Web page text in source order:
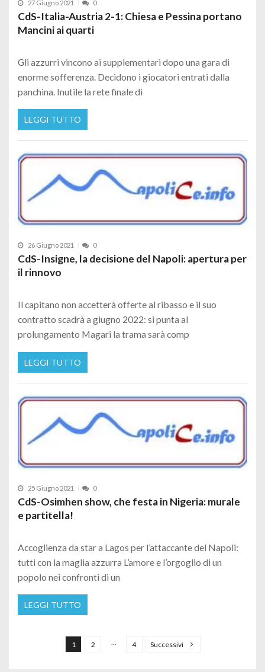
27 Giugno 2021 0
CdS-Italia-Austria 2-1: Chiesa e Pessina portano
Mancini ai quarti
Gli azzurri vincono ai supplementari dopo una gara di
enorme sofferenza. Decidono i giocatori entrati dalla
panchina. Inutile la rete finale di
LEGGI TUTTO
26 Giugno 2021 0
CdS-Insigne, la decisione del Napoli: apertura per
il rinnovo
Il capitano non accetterà offerte al ribasso e il suo
contratto scadrà a giugno 2022: si punta al
prolungamento Magari la trama sarà comp
LEGGI TUTTO
25 Giugno 2021 0
CdS-Osimhen show, che festa in Nigeria: murale
e partitella!
Accoglienza da star a Lagos per l’attaccante del Napoli:
tutti con la maglia azzurra L’amore e l’orgoglio di un
popolo nei confronti di un
LEGGI TUTTO
1 2 4 Successivi